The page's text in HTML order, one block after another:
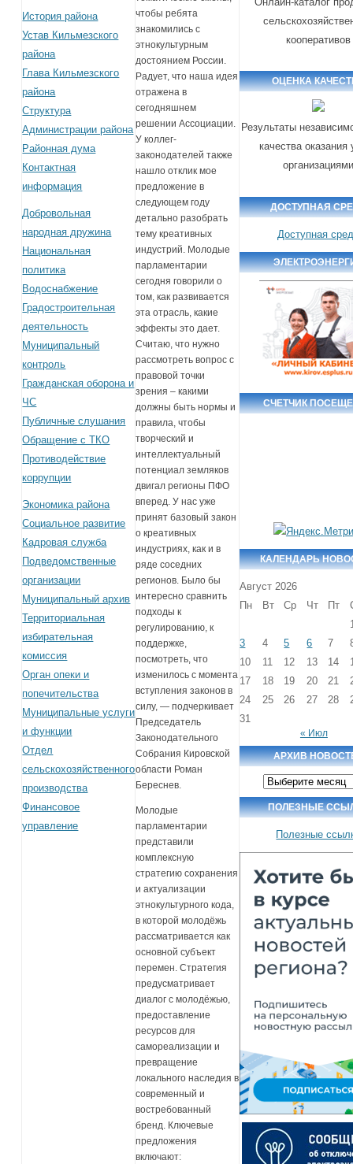
История района
Устав Кильмезского
района
Глава Кильмезского
района
Структура
Администрации района
Районная дума
Контактная
информация
Добровольная
народная дружина
Национальная
политика
Водоснабжение
Градостроительная
деятельность
Муниципальный
контроль
Гражданская оборона и
ЧС
Публичные слушания
Обращение с ТКО
Противодействие
коррупции
Экономика района
Социальное развитие
Кадровая служба
Подведомственные
организации
Муниципальный архив
Территориальная
избирательная
комиссия
Орган опеки и
попечительства
Муниципальные услуги
и функции
Отдел
сельскохозяйственного
производства
Финансовое
управление
чтобы ребята
знакомились с
этнокультурным
достоянием России.
Радует, что наша идея
отражена в
сегодняшнем
решении Ассоциации.
У коллег-
законодателей также
нашло отклик мое
предложение в
следующем году
детально разобрать
тему креативных
индустрий. Молодые
парламентарии
сегодня говорили о
том, как развивается
эта отрасль, какие
эффекты это дает.
Считаю, что нужно
рассмотреть вопрос с
правовой точки
зрения – какими
должны быть нормы и
правила, чтобы
творческий и
интеллектуальный
потенциал земляков
двигал регионы ПФО
вперед. У нас уже
принят базовый закон
о креативных
индустриях, как и в
ряде соседних
регионов. Было бы
интересно сравнить
подходы к
регулированию, к
поддержке,
посмотреть, что
изменилось с момента
вступления законов в
силу, — подчеркивает
Председатель
Законодательного
Собрания Кировской
области Роман
Береснев.
Молодые
парламентарии
представили
комплексную
стратегию сохранения
и актуализации
этнокультурного кода,
в которой молодёжь
рассматривается как
основной субъект
перемен. Стратегия
предусматривает
диалог с молодёжью,
предоставление
ресурсов для
самореализации и
превращение
локального наследия в
современный и
востребованный
бренд. Ключевые
предложения
включают:
кооперативов
ОЦЕНКА
Результаты
качества оказания
ДОСТУПНАЯ
Доступная
СЧЕТЧИК
КАЛЕНДАРЬ
Август 2026
Пн
Вт Ср Чт Пт
3
4 5 6 7
10
11 12 13 14
17
18 19 20 21
24
25 26 27 28
31
« Июл
АРХИВ
Архив
новостей
ПОЛЕЗНЫЕ
Полезные